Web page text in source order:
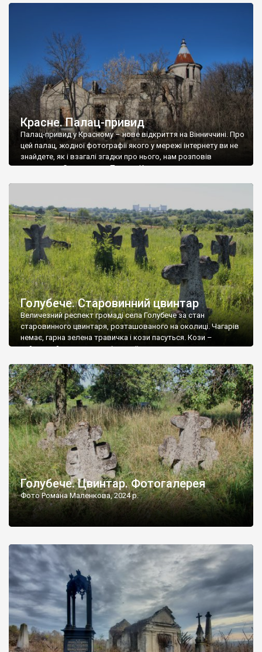
Красне. Палац-привид
Палац-привид у Красному – нове відкриття на Вінниччині. Про
цей палац, жодної фотографії якого у мережі інтернету ви не
знайдете, як і взагалі згадки про нього, нам розповів
мешканець Самгородка. Палац у Красному вразив не лише
Голубече. Старовинний цвинтар
Величезний респект громаді села Голубече за стан
старовинного цвинтаря, розташованого на околиці. Чагарів
немає, гарна зелена травичка і кози пасуться. Кози –
найкращий регулятор шкідливої, для старих кладовищ,
бруньками, кози ті бруньки обгризають, бо то улюблений
делікатес. На цвинтарі у Голубечому ціла колекція
різноманітних форм хрестів. Село відносно невелике, […]
Голубече. Цвинтар. Фотогалерея
Фото Романа Маленкова, 2024 р.